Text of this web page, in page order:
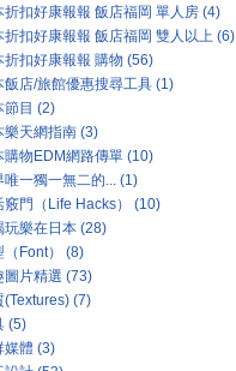
折扣好康報報 飯店福岡 單人房 (4)
折扣好康報報 飯店福岡 雙人以上 (6)
折扣好康報報 購物 (56)
飯店/旅館優惠搜尋工具 (1)
節目 (2)
樂天網指南 (3)
購物EDM網路傳單 (10)
唯一獨一無二的... (1)
竅門（Life Hacks）
(10)
玩樂在日本 (28)
Font）
(8)
圖片精選 (73)
(Textures) (7)
(5)
媒體 (3)